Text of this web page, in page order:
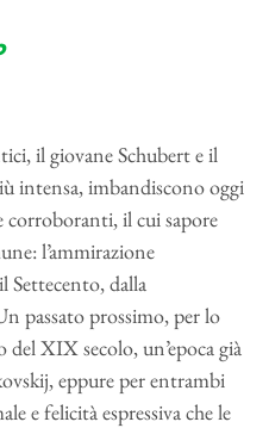
il giovane Schubert e il
intensa, imbandiscono oggi
il cui sapore
l’ammirazione
Settecento, dalla
passato prossimo, per lo
XIX secolo, un’epoca già
eppure per entrambi
e felicità espressiva che le